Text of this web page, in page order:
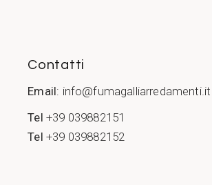
Contatti
Email: info@fumagalliarredamenti.it
Tel +39 039882151
Tel +39 039882152